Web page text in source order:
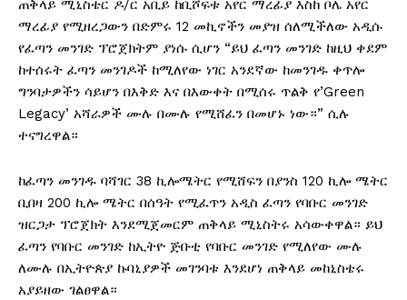
ጠቅላይ ሚኒስቴር ዶ/ር አቢይ ከቢሾፍቱ አየር ማረፊያ እስከ ቦሌ አየር
ማረፊያ የሚዘረጋውን በድምሩ 12 መኪኖችን መያዝ ሰለሚችለው አዲሱ
የፈጣን መንገድ ፕሮጀክትም ያነሱ ሲሆን “ይህ ፈጣን መንገድ ከዚህ ቀደም
ከተሰሩት ፈጣን መንገዶች ከሚለየው ነገር አንደኛው ከመንገዱ ቀጥሎ
ግንባታዎችን ሳይሆን በእቅድ እና በእውቀት በሚሰሩ ጥልቅ የ’Green
Legacy’ አሻራዎች ሙሉ በሙሉ የሚሸፈን በመሆኑ ነው።” ሲሉ
ተናግረዋል።
ከፈጣን መንገዱ ባሻገር 38 ኪሎሜትር የሚሸፍን በያንስ 120 ኪሎ ሜትር
ቢበዛ 200 ኪሎ ሜትር በሰዓት የሚፈጥን አዲስ ፈጣን የባቡር መንገድ
ዝርጋታ ፕሮጀክት እንደሚጀመርም ጠቅላይ ሚኒስትሩ አሳውቀዋል። ይህ
ፈጣን የባቡር መንገድ ከኢትዮ ጅቡቲ የባቡር መንገድ የሚለየው ሙሉ
ለሙሉ በኢትዮጵያ ኩባኒያዎች መገንባቱ እንደሆነ ጠቅላይ መከኒስቴሩ
አያይዘው ገልፀዋል።